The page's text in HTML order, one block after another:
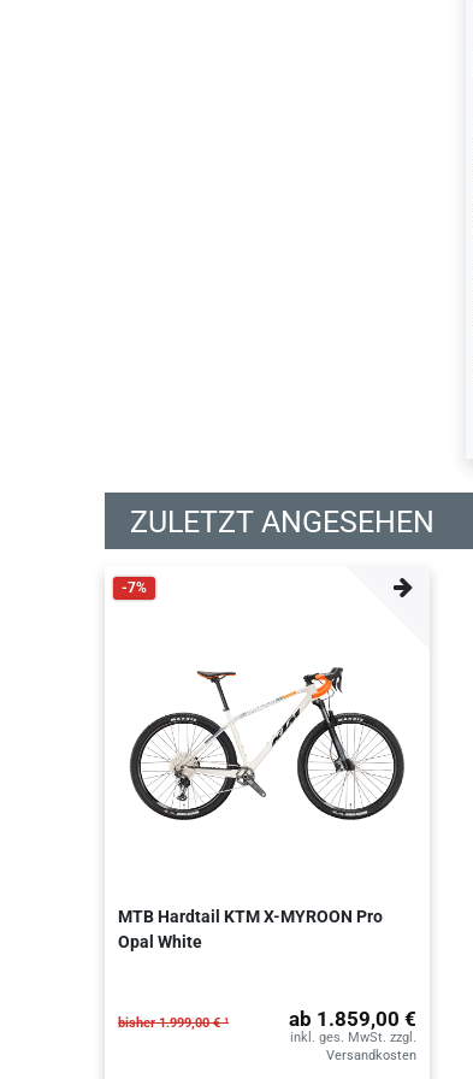
ZULETZT ANGESEHEN
-7%
MTB Hardtail KTM X-MYROON Pro
Opal White
bisher 1.999,00 € ¹ ab 1.859,00 €
inkl. ges. MwSt. zzgl.
Versandkosten